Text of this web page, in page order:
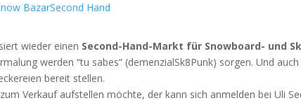
BazarSecond Hand
wieder einen Second-Hand-Markt für Snowboard- und
werden “tu sabes” (demenzialSk8Punk) sorgen. Und
bereit stellen.
Verkauf aufstellen möchte, der kann sich anmelden bei Uli